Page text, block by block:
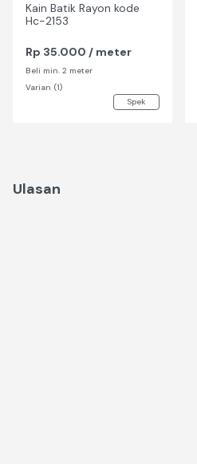
Kain Batik Rayon kode
Hc-2153
Rp 35.000 / meter
Beli min. 2 meter
Varian (1)
Spek
Ulasan